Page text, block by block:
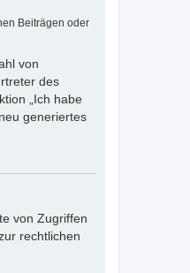
Beiträgen oder
von
des
„Ich habe
generiertes
von Zugriffen
rechtlichen